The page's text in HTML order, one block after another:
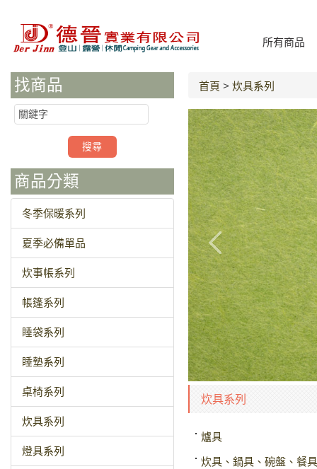
所有商品
找商品
商品分類
冬季保暖系列
夏季必備單品
炊事帳系列
帳篷系列
睡袋系列
睡墊系列
桌椅系列
炊具系列
燈具系列
首頁 > 炊具系列
炊具系列
爐具
炊具、鍋具、碗盤、餐具